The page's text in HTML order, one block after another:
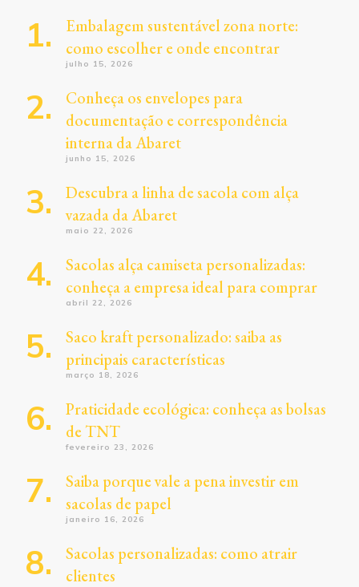
Embalagem sustentável zona norte:
como escolher e onde encontrar
julho 15, 2026
Conheça os envelopes para
documentação e correspondência
interna da Abaret
junho 15, 2026
Descubra a linha de sacola com alça
vazada da Abaret
maio 22, 2026
Sacolas alça camiseta personalizadas:
conheça a empresa ideal para comprar
abril 22, 2026
Saco kraft personalizado: saiba as
principais características
março 18, 2026
Praticidade ecológica: conheça as bolsas
de TNT
fevereiro 23, 2026
Saiba porque vale a pena investir em
sacolas de papel
janeiro 16, 2026
Sacolas personalizadas: como atrair
clientes